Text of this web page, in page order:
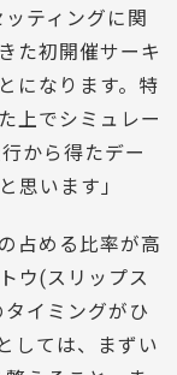
ティングに関
た初開催サーキ
になります。特
上でシミュレー
から得たデー
思います」
占める比率が高
ウ(スリップス
イミングがひ
しては、まずい